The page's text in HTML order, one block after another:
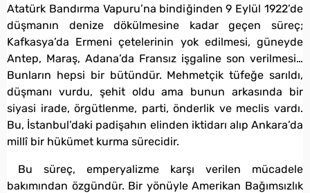
Atatürk Bandırma Vapuru’na bindiğinden 9 Eylül 1922’de
düşmanın denize dökülmesine kadar geçen süreç;
Kafkasya’da Ermeni çetelerinin yok edilmesi, güneyde
Antep, Maraş, Adana’da Fransız işgaline son verilmesi…
Bunların hepsi bir bütündür. Mehmetçik tüfeğe sarıldı,
düşmanı vurdu, şehit oldu ama bunun arkasında bir
siyasi irade, örgütlenme, parti, önderlik ve meclis vardı.
Bu, İstanbul’daki padişahın elinden iktidarı alıp Ankara’da
millî bir hükümet kurma sürecidir.
Bu süreç, emperyalizme karşı verilen mücadele
bakımından özgündür. Bir yönüyle Amerikan Bağımsızlık